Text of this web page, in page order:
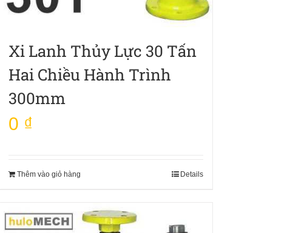
Xi Lanh Thủy Lực 30 Tấn
Hai Chiều Hành Trình
300mm
0 ₫
Thêm vào giỏ hàng Details